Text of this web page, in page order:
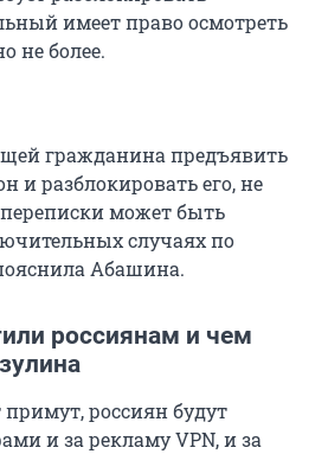
имеет право осмотреть
не более.
гражданина предъявить
и разблокировать его, не
может быть
случаях по
Абашина.
россиянам и чем
россиян будут
и за рекламу VPN, и за